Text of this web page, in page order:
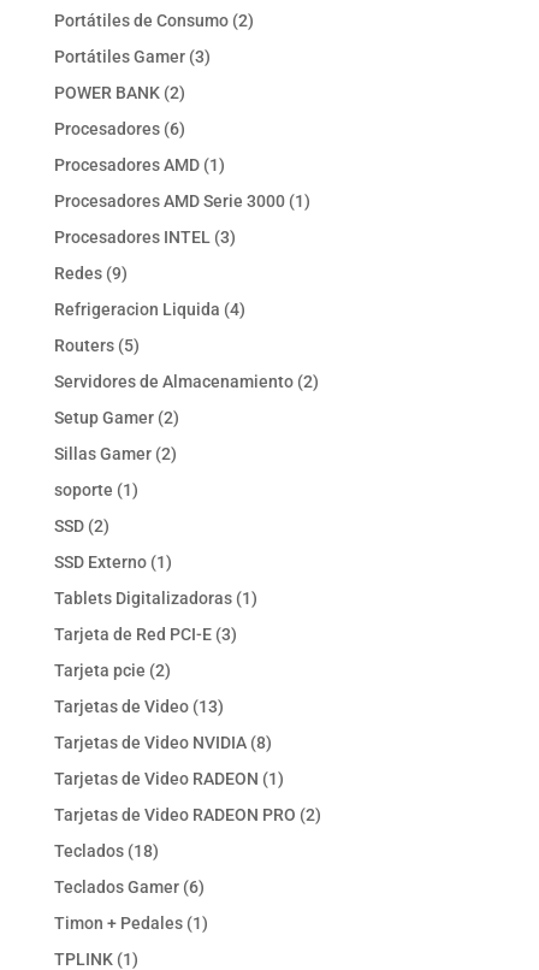
productos
Portátiles de Consumo 22
Portátiles Gamer 33
POWER BANK 22
productos
Procesadores 66
productos
Procesadores AMD 11
producto
Procesadores AMD Serie 3000 11
Procesadores INTEL 33
Redes 99
productos
Refrigeracion Liquida 44
Routers 55
productos
Servidores de Almacenamiento 22
Setup Gamer 22
productos
Sillas Gamer 22
soporte 11
SSD 22
productos
SSD Externo 11
producto
Tablets Digitalizadoras 11
Tarjeta de Red PCI-E 33
Tarjeta pcie 22
productos
Tarjetas de Video 1313
productos
Tarjetas de Video NVIDIA 88
productos
Tarjetas de Video RADEON 11
producto
Tarjetas de Video RADEON PRO 22
Teclados 1818
productos
Teclados Gamer 66
productos
Timon + Pedales 11
TPLINK 11